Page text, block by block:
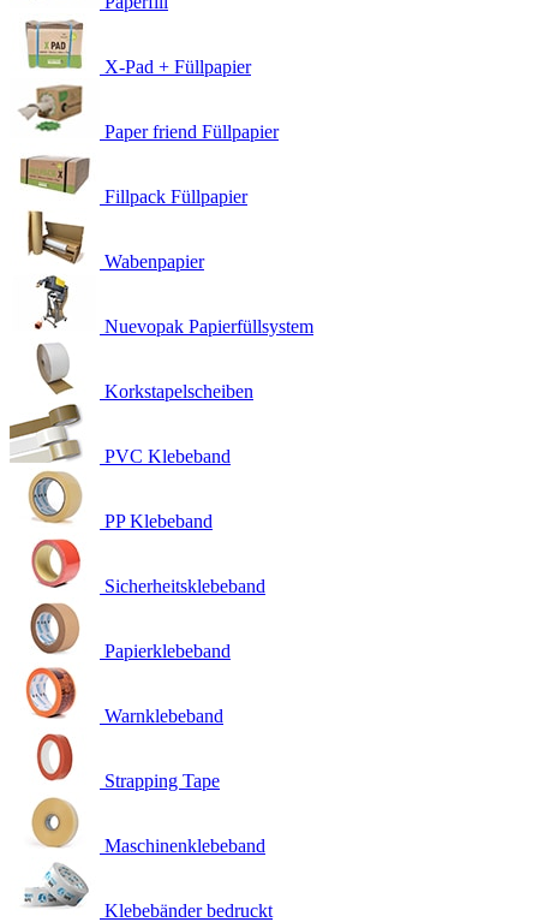
X-Pad + Füllpapier
Paper friend Füllpapier
Fillpack Füllpapier
Wabenpapier
Nuevopak Papierfüllsystem
Korkstapelscheiben
PVC Klebeband
PP Klebeband
Sicherheitsklebeband
Papierklebeband
Warnklebeband
Strapping Tape
Maschinenklebeband
Klebebänder bedruckt